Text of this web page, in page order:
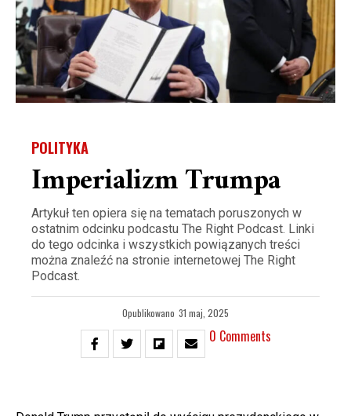
POLITYKA
Imperializm Trumpa
Artykuł ten opiera się na tematach poruszonych w
ostatnim odcinku podcastu The Right Podcast. Linki
do tego odcinka i wszystkich powiązanych treści
można znaleźć na stronie internetowej The Right
Podcast.
Opublikowano 31 maj, 2025
0 Comments